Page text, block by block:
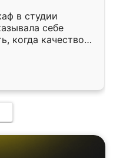
в студии
себе
когда качеством
кухня уже почти